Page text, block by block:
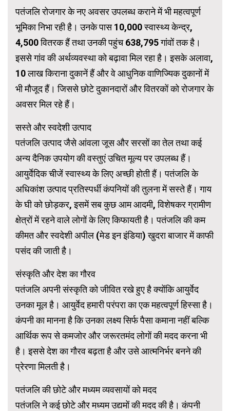
पतंजलि रोजगार के नए अवसर उपलब्ध कराने में भी महत्वपूर्ण
भूमिका निभा रही है। उनके पास 10,000 स्वास्थ्य केन्द्र,
4,500 वितरक हैं तथा उनकी पहुंच 638,795 गांवों तक है।
इससे गांव की अर्थव्यवस्था को बढ़ावा मिल रहा है। इसके अलावा,
10 लाख किराना दुकानें हैं और वे आधुनिक वाणिज्यिक दुकानों में
भी मौजूद हैं। जिससे छोटे दुकानदारों और वितरकों को रोजगार के
अवसर मिल रहे हैं।
सस्ते और स्वदेशी उत्पाद
पतंजलि उत्पाद जैसे आंवला जूस और सरसों का तेल तथा कई
अन्य दैनिक उपयोग की वस्तुएं उचित मूल्य पर उपलब्ध हैं।
आयुर्वेदिक चीजें स्वास्थ्य के लिए अच्छी होती हैं। पतंजलि के
अधिकांश उत्पाद प्रतिस्पर्धी कंपनियों की तुलना में सस्ते हैं। गाय
के घी को छोड़कर, इसमें सब कुछ आम आदमी, विशेषकर ग्रामीण
क्षेत्रों में रहने वाले लोगों के लिए किफायती है। पतंजलि की कम
कीमत और स्वदेशी अपील (मेड इन इंडिया) खुदरा बाजार में काफी
पसंद की जाती है।
संस्कृति और देश का गौरव
पतंजलि अपनी संस्कृति को जीवित रखे हुए है क्योंकि आयुर्वेद
उनका मूल है। आयुर्वेद हमारी परंपरा का एक महत्वपूर्ण हिस्सा है।
कंपनी का मानना ​​है कि उनका लक्ष्य सिर्फ पैसा कमाना नहीं बल्कि
आर्थिक रूप से कमजोर और जरूरतमंद लोगों की मदद करना भी
है। इससे देश का गौरव बढ़ता है और उसे आत्मनिर्भर बनने की
प्रेरणा मिलती है।
पतंजलि की छोटे और मध्यम व्यवसायों को मदद
पतंजलि ने कई छोटे और मध्यम उद्यमों की मदद की है। कंपनी